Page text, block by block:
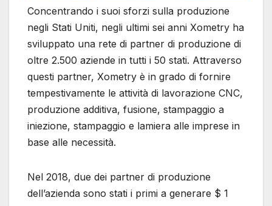
Concentrando i suoi sforzi sulla produzione
negli Stati Uniti, negli ultimi sei anni Xometry ha
sviluppato una rete di partner di produzione di
oltre 2.500 aziende in tutti i 50 stati. Attraverso
questi partner, Xometry è in grado di fornire
tempestivamente le attività di lavorazione CNC,
produzione additiva, fusione, stampaggio a
iniezione, stampaggio e lamiera alle imprese in
base alle necessità.
Nel 2018, due dei partner di produzione
dell’azienda sono stati i primi a generare $ 1